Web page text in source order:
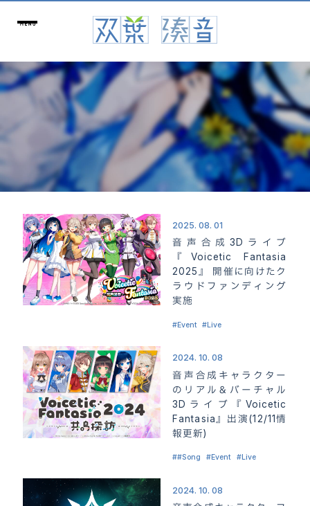
2025. 08. 01
音声合成3Dライブ
『Voicetic Fantasia
2025』 開催に向けたク
ラウドファンディング
実施
Event Live
2024. 10. 08
音声合成キャラクター
のリアル＆バーチャル
3Dライブ『Voicetic
Fantasia』出演(12/11情
報更新)
#Song Event Live
2024. 10. 08